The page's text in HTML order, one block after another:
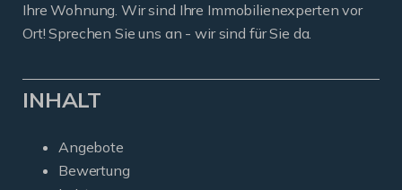
Ihre Wohnung. Wir sind Ihre Immobilienexperten vor
Ort! Sprechen Sie uns an - wir sind für Sie da.
INHALT
Angebote
Bewertung